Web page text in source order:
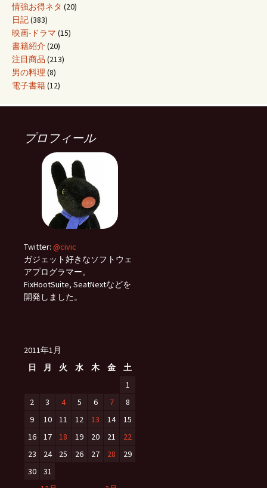
情強お得ネタ (20)
日記(383)
映画-ドラマ (15)
書籍紹介(20)
注目商品 (213)
男の料理 (8)
電子書籍(12)
プロフィール
Twitter: @civic
ガジェット好きなソフトウェ
アプログラマー。
FixHootSuite, SeatNextなどを
開発しました。
2011年1月
日
月 火 水 木 金
土
1
2
3 4 5 6 7
8
9
10 11 12 13 14
15
16
17 18 19 20 21
22
23
24 25 26 27 28
29
30
31